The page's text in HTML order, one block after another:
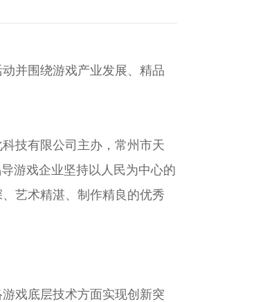
并围绕游戏产业发展、精品
技有限公司主办，常州市天
游戏企业坚持以人民为中心的
艺术精湛、制作精良的优秀
戏底层技术方面实现创新突